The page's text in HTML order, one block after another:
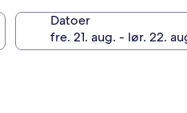
Datoer